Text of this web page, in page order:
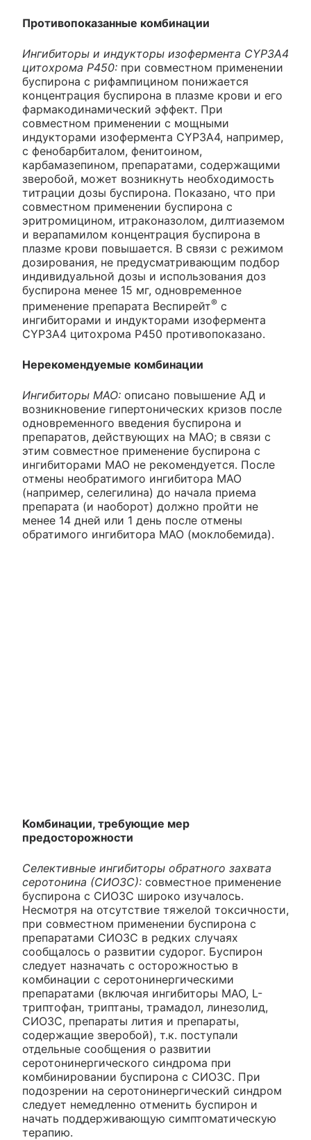
Противопоказанные комбинации
Ингибиторы и индукторы изофермента CYP3A4
цитохрома Р450: при совместном применении
буспирона с рифампицином понижается
концентрация буспирона в плазме крови и его
фармакодинамический эффект. При
совместном применении с мощными
индукторами изофермента CYP3A4, например,
с фенобарбиталом, фенитоином,
карбамазепином, препаратами, содержащими
зверобой, может возникнуть необходимость
титрации дозы буспирона. Показано, что при
совместном применении буспирона с
эритромицином, итраконазолом, дилтиаземом
и верапамилом концентрация буспирона в
плазме крови повышается. В связи с режимом
дозирования, не предусматривающим подбор
индивидуальной дозы и использования доз
буспирона менее 15 мг, одновременное
применение препарата Веспирейт® с
ингибиторами и индукторами изофермента
CYP3A4 цитохрома Р450 противопоказано.
Нерекомендуемые комбинации
Ингибиторы МАО: описано повышение АД и
возникновение гипертонических кризов после
одновременного введения буспирона и
препаратов, действующих на МАО; в связи с
этим совместное применение буспирона с
ингибиторами МАО не рекомендуется. После
отмены необратимого ингибитора МАО
(например, селегилина) до начала приема
препарата (и наоборот) должно пройти не
менее 14 дней или 1 день после отмены
обратимого ингибитора МАО (моклобемида).
Комбинации, требующие мер
предосторожности
Селективные ингибиторы обратного захвата
серотонина (СИОЗС): совместное применение
буспирона с СИОЗС широко изучалось.
Несмотря на отсутствие тяжелой токсичности,
при совместном применении буспирона с
препаратами СИОЗС в редких случаях
сообщалось о развитии судорог. Буспирон
следует назначать с осторожностью в
комбинации с серотонинергическими
препаратами (включая ингибиторы МАО, L-
триптофан, триптаны, трамадол, линезолид,
СИОЗС, препараты лития и препараты,
содержащие зверобой), т.к. поступали
отдельные сообщения о развитии
серотонинергического синдрома при
комбинировании буспирона с СИОЗС. При
подозрении на серотонинергический синдром
следует немедленно отменить буспирон и
начать поддерживающую симптоматическую
терапию.